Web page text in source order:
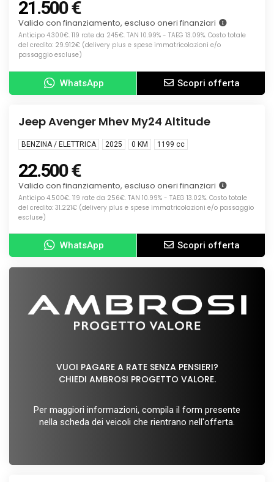
21.500 €
Valido con finanziamento, escluso oneri finanziari
Anticipo 4.300€. 119 rate da 245€. TAN 10.99% - TAEG 13.09%. Costo totale
del credito: 29.912€ (delivery plus e spese immatricolazioni e/o
passaggio escluse)
WhatsApp Scopri offerta
KM0
Info
Jeep Avenger Mhev My24 Altitude
BENZINA / ELETTRICA 2025 0 KM 1199 cc
22.500 €
Valido con finanziamento, escluso oneri finanziari
Anticipo 4.500€. 119 rate da 256€. TAN 10.99% - TAEG 13.02%. Costo totale
del credito: 31.221€ (delivery plus e spese immatricolazioni e/o passaggio
escluse)
WhatsApp Scopri offerta
VUOI PAGARE A RATE SENZA PENSIERI?
CHIEDI AMBROSI PROGETTO VALORE.
Per maggiori informazioni, compila il form presente
nella scheda dei veicoli che rientrano nell'offerta.